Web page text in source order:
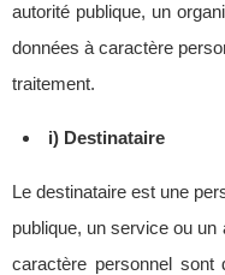
autorité publique, un
données à caractère
traitement.
i) Destinataire
Le destinataire est une
publique, un service ou
caractère personnel sont